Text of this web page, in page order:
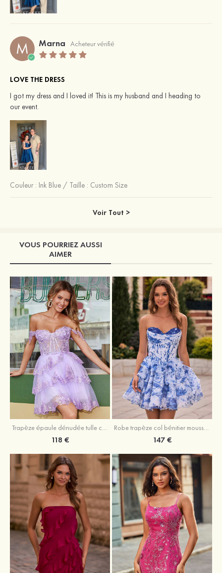
M Marna Acheteur vérifié
LOVE THE DRESS
I got my dress and I loved it! This is my husband and I heading to
our event.
Couleur : Ink Blue / Taille : Custom Size
Voir Tout >
VOUS POURRIEZ AUSSI
AIMER
118 € 147 €